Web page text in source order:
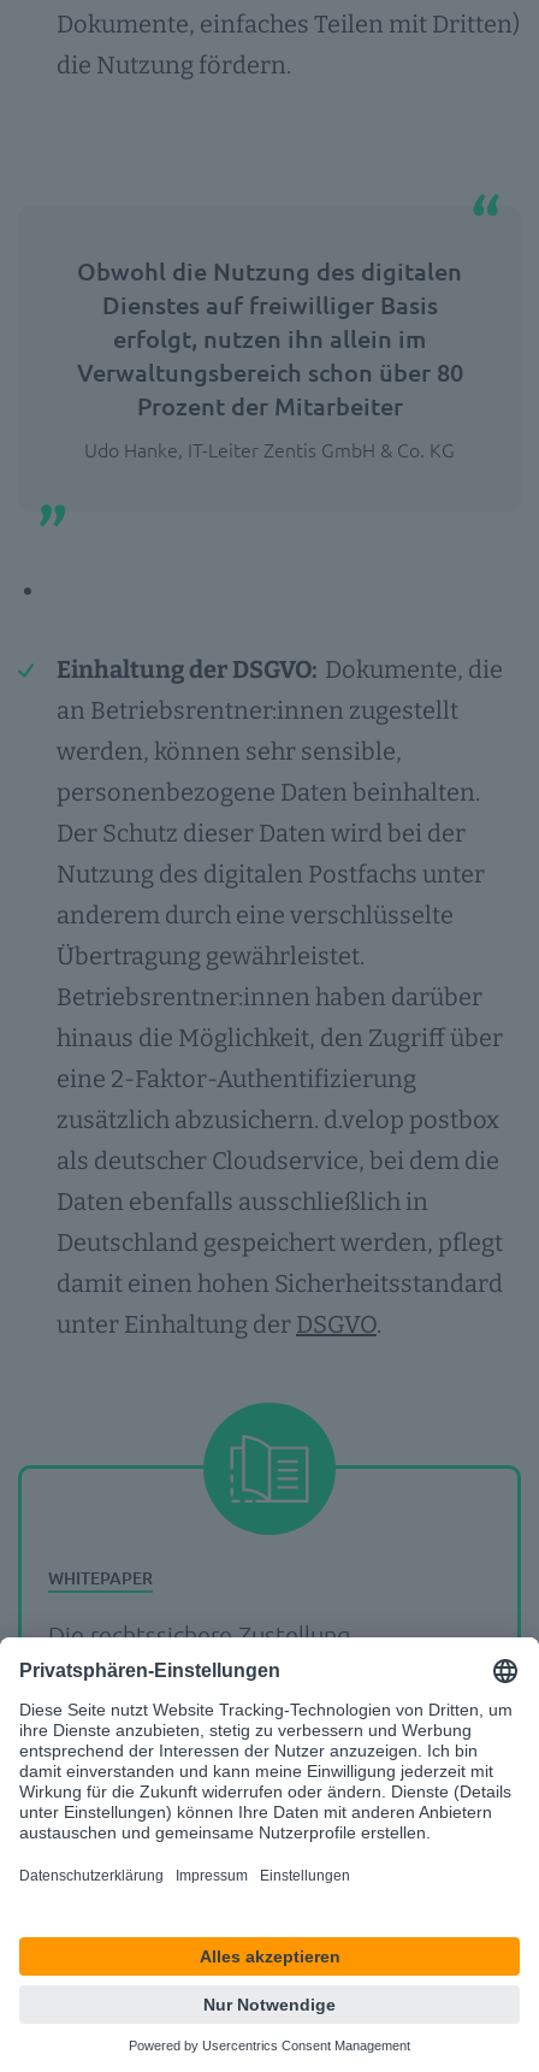
Dokumente, einfaches Teilen mit Dritten)
die Nutzung fördern.
Obwohl die Nutzung des digitalen
Dienstes auf freiwilliger Basis
erfolgt, nutzen ihn allein im
Verwaltungsbereich schon über 80
Prozent der Mitarbeiter
Udo Hanke, IT-Leiter Zentis GmbH & Co. KG
Einhaltung der DSGVO: Dokumente, die
an Betriebsrentner:innen zugestellt
werden, können sehr sensible,
personenbezogene Daten beinhalten.
Der Schutz dieser Daten wird bei der
Nutzung des digitalen Postfachs unter
anderem durch eine verschlüsselte
Übertragung gewährleistet.
Betriebsrentner:innen haben darüber
hinaus die Möglichkeit, den Zugriff über
eine 2-Faktor-Authentifizierung
zusätzlich abzusichern. d.velop postbox
als deutscher Cloudservice, bei dem die
Daten ebenfalls ausschließlich in
Deutschland gespeichert werden, pflegt
damit einen hohen Sicherheitsstandard
unter Einhaltung der DSGVO.
Die rechtssichere Zustellung
personenbezogener Dokumente
Jetzt lesen
Die digitale Post ist eine effiziente, sichere
und umsetzbare Möglichkeit – auch für
Betriebsrentner:innen